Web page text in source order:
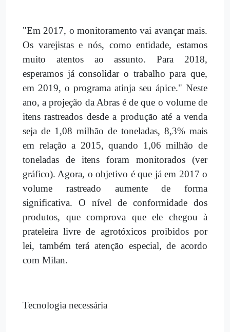
"Em 2017, o monitoramento vai avançar mais.
Os varejistas e nós, como entidade, estamos
muito atentos ao assunto. Para 2018,
esperamos já consolidar o trabalho para que,
em 2019, o programa atinja seu ápice." Neste
ano, a projeção da Abras é de que o volume de
itens rastreados desde a produção até a venda
seja de 1,08 milhão de toneladas, 8,3% mais
em relação a 2015, quando 1,06 milhão de
toneladas de itens foram monitorados (ver
gráfico). Agora, o objetivo é que já em 2017 o
volume rastreado aumente de forma
significativa. O nível de conformidade dos
produtos, que comprova que ele chegou à
prateleira livre de agrotóxicos proibidos por
lei, também terá atenção especial, de acordo
com Milan.
Tecnologia necessária